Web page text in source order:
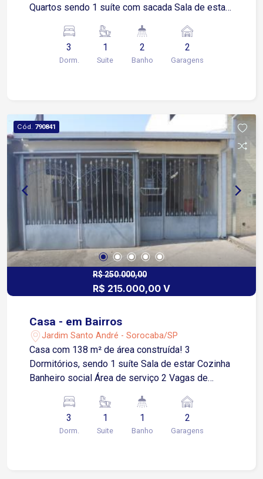
Quartos sendo 1 suíte com sacada Sala de estar
Banheiro social Área de serviço 2 vagas de
garagem com portão eletrônico Localização
Privilegiada: Próximo a diversos restaurantes,
3
Dorm.
1
Suite
2
Banho
2
Garagens
Cód. 790841
R$ 250.000,00
R$ 215.000,00 V
Casa - em Bairros
Jardim Santo André - Sorocaba/SP
Casa com 138 m² de área construída! 3
Dormitórios, sendo 1 suíte Sala de estar Cozinha
Banheiro social Área de serviço 2 Vagas de
3
Dorm.
1
Suite
1
Banho
2
Garagens